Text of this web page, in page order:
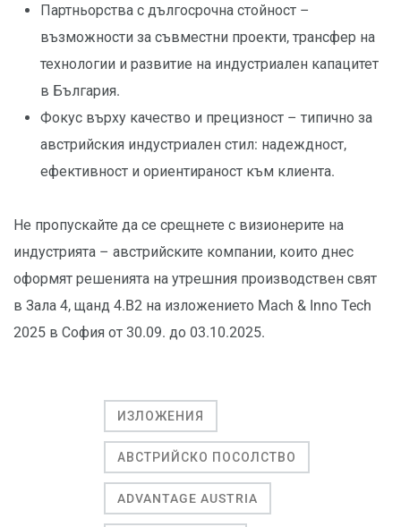
Партньорства с дългосрочна стойност –
възможности за съвместни проекти, трансфер на
технологии и развитие на индустриален капацитет
в България.
Фокус върху качество и прецизност – типично за
австрийския индустриален стил: надеждност,
ефективност и ориентираност към клиента.
Не пропускайте да се срещнете с визионерите на
индустрията – австрийските компании, които днес
оформят решенията на утрешния производствен свят
в Зала 4, щанд 4.B2 на изложението Mach & Inno Tech
2025 в София от 30.09. до 03.10.2025.
ИЗЛОЖЕНИЯ
АВСТРИЙСКО ПОСОЛСТВО
ADVANTAGE AUSTRIA